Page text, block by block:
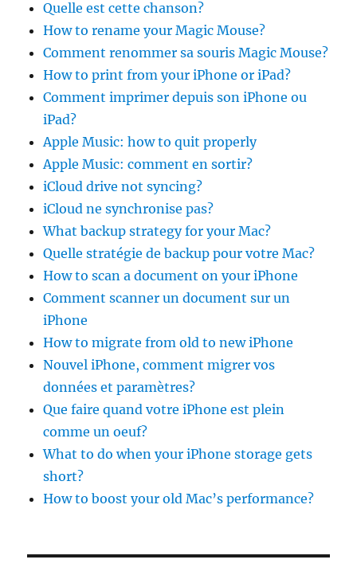
Quelle est cette chanson?
How to rename your Magic Mouse?
Comment renommer sa souris Magic Mouse?
How to print from your iPhone or iPad?
Comment imprimer depuis son iPhone ou
iPad?
Apple Music: how to quit properly
Apple Music: comment en sortir?
iCloud drive not syncing?
iCloud ne synchronise pas?
What backup strategy for your Mac?
Quelle stratégie de backup pour votre Mac?
How to scan a document on your iPhone
Comment scanner un document sur un
iPhone
How to migrate from old to new iPhone
Nouvel iPhone, comment migrer vos
données et paramètres?
Que faire quand votre iPhone est plein
comme un oeuf?
What to do when your iPhone storage gets
short?
How to boost your old Mac’s performance?